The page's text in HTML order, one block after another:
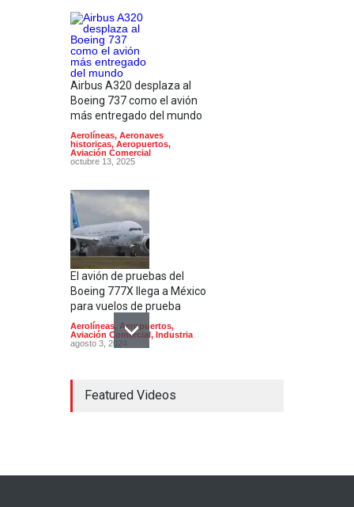
Airbus A320 desplaza al
Boeing 737 como el avión
más entregado del mundo
Aerolíneas, Aeronaves
historicas, Aeropuertos,
Aviación Comercial
octubre 13, 2025
El avión de pruebas del
Boeing 777X llega a México
para vuelos de prueba
Aerolíneas, Aeropuertos,
Aviación Comercial, Industria
agosto 3, 2024
la producción del Global
Featured Videos